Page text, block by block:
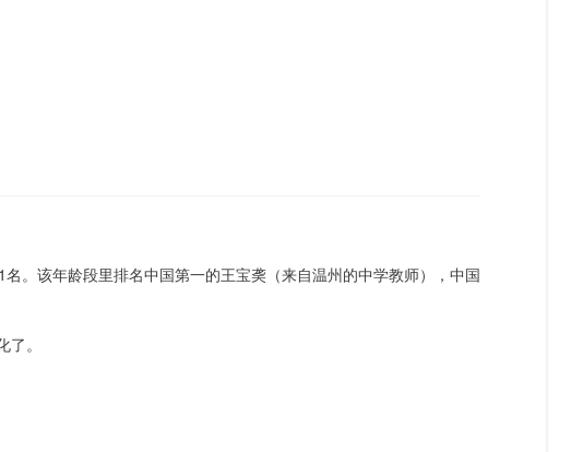
65
130
。该年龄段里排名中国第一的王宝䶮（来自温州的中学教师），中国
。